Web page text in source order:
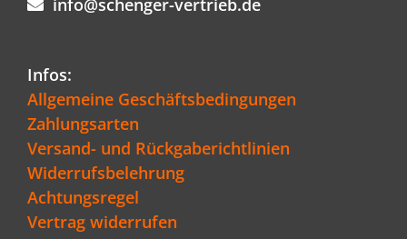
Infos:
Allgemeine Geschäftsbedingungen
Zahlungsarten
Versand- und Rückgaberichtlinien
Widerrufsbelehrung
Achtungsregel
Vertrag widerrufen